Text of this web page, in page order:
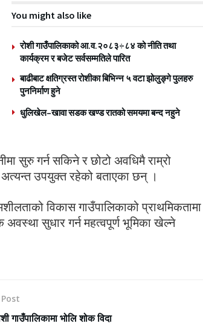
You might also like
रोशी गाउँपालिकाको आ.व.२०८३÷८४ को नीति तथा
कार्यक्रम र बजेट सर्वसम्मतिले पारित
बाढीबाट क्षतिग्रस्त रोशीका बिभिन्न ५ वटा झोलुङ्गे पुलहरु
पुननिर्माण हुने
धुलिखेल–खावा सडक खण्ड रातको समयमा बन्द नहुने
सुरु गर्न सकिने र छोटो अवधिमै राम्रो
अत्यन्त उपयुक्त रहेको बताएका छन् ।
विकास गाउँपालिकाको प्राथमिकतामा
सुधार गर्न महत्वपूर्ण भूमिका खेल्ने
गाउँपालिकामा भोलि शोक विदा